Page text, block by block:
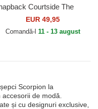
Courtside The
Goorin Bros.
EUR 49,95
Comandă-l 11 - 13 august
Scorpion la
de modă.
și cu designuri exclusive,